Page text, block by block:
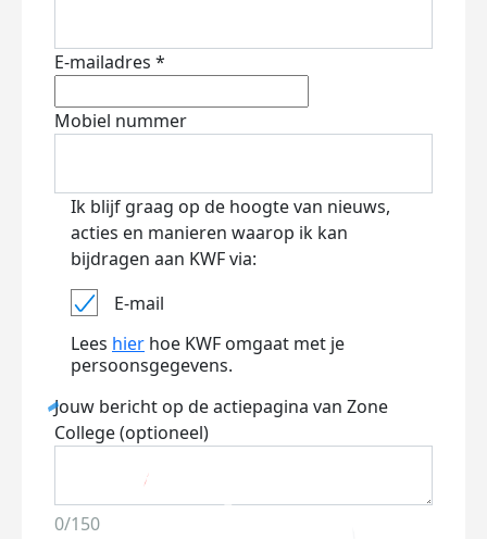
E-mailadres *
Mobiel nummer
Ik blijf graag op de hoogte van nieuws,
acties en manieren waarop ik kan
bijdragen aan KWF via:
E-mail
Lees hier hoe KWF omgaat met je
persoonsgegevens.
Jouw bericht op de actiepagina van Zone
College (optioneel)
0/150